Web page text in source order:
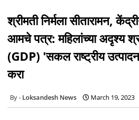
श्रीमती निर्मला सीतारामन,
आमचे पत्र: महिलांच्या अदृश्य
(GDP) 'सकल राष्ट्रीय
करा
Loksandesh News March 19, 2023